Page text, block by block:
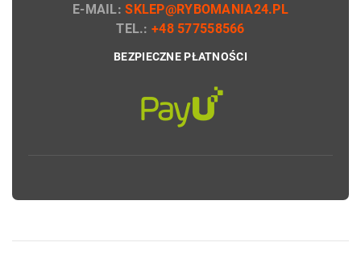
E-MAIL:SKLEP@RYBOMANIA24.PL
TEL.:+48 577558566
BEZPIECZNE PŁATNOŚCI